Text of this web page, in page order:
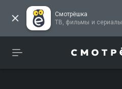
Смотрёшка
ТВ, фильмы и сериалы